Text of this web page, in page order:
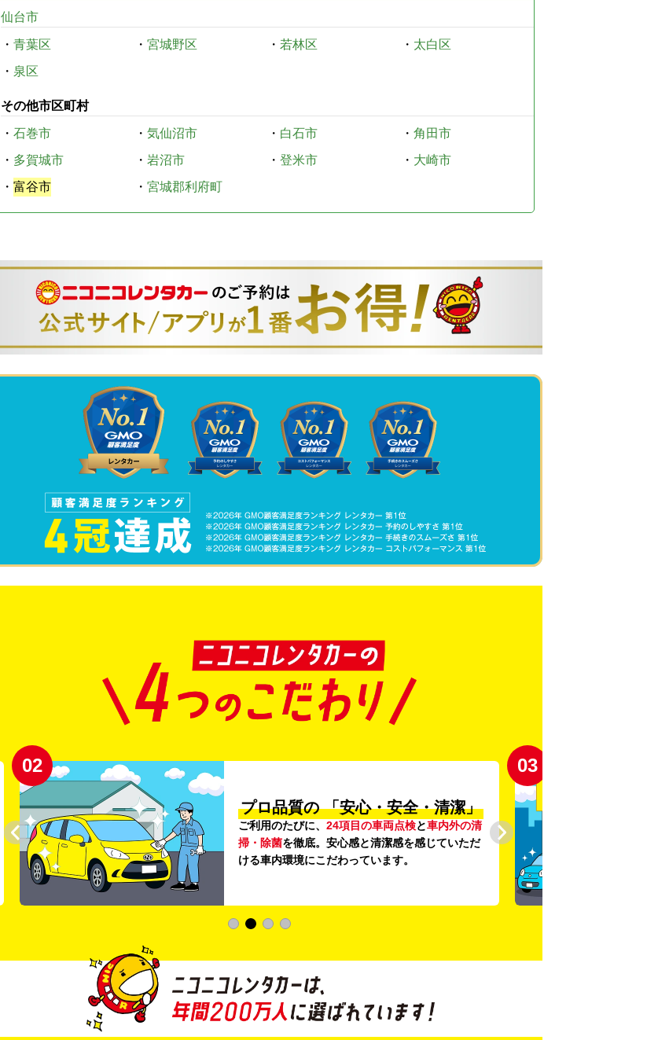
仙台市
・ 青葉区 ・ 宮城野区 ・ 若林区 ・ 太白区
・ 泉区
その他市区町村
・ 石巻市 ・ 気仙沼市 ・ 白石市 ・ 角田市
・ 多賀城市 ・ 岩沼市 ・ 登米市 ・ 大崎市
・ 富谷市 ・ 宮城郡利府町
02
プロ品質の 「安心・安全・清潔」
ご利用のたびに、 24項目の車両点検と車内外の清
掃・除菌を徹底。安心感と清潔感を感じていただ
ける車内環境にこだわっています。
03